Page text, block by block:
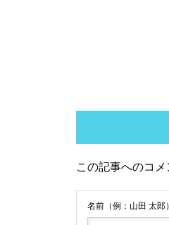
この記事へのコメ
名前（例：山田 太郎）